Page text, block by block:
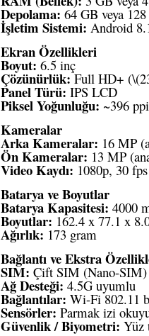
Depolama: 64 GB veya
İşletim Sistemi: Android
Ekran Özellikleri
Boyut: 6.5 inç
Çözünürlük:Full HD+
Panel Türü: IPS LCD
Piksel Yoğunluğu: ~396 ppi
Kameralar
Arka Kameralar: 16 MP
Ön Kameralar: 13 MP
Video Kaydı: 1080p, 30 fps
Batarya ve Boyutlar
Batarya Kapasitesi: 4000
Boyutlar: 162.4 x 77.1 x
Ağırlık: 173 gram
Bağlantı ve Ekstra
SIM: Çift SIM (Nano-SIM)
Ağ Desteği: 4.5G uyumlu
Bağlantılar: Wi-Fi 802.11
Sensörler: Parmak izi
Güvenlik / Biyometri: Yüz